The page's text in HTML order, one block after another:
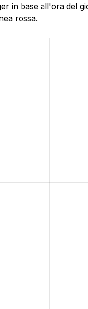
in base all'ora del
rossa.